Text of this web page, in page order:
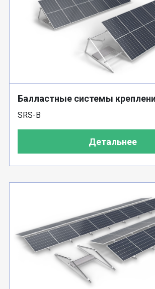
Балластные системы
SRS-B
Детальнее